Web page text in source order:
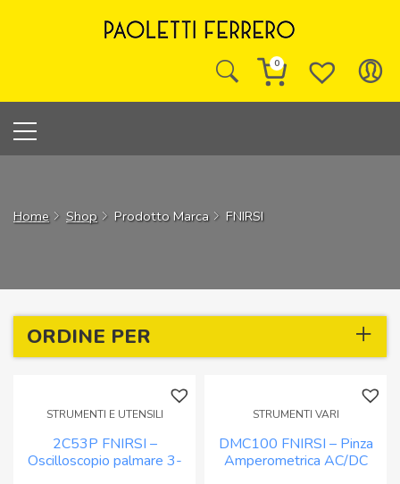
0
Home Shop Prodotto Marca FNIRSI
ORDINE PER
STRUMENTI E UTENSILI
2C53P FNIRSI –
Oscilloscopio palmare 3-
STRUMENTI VARI
DMC100 FNIRSI – Pinza
Amperometrica AC/DC